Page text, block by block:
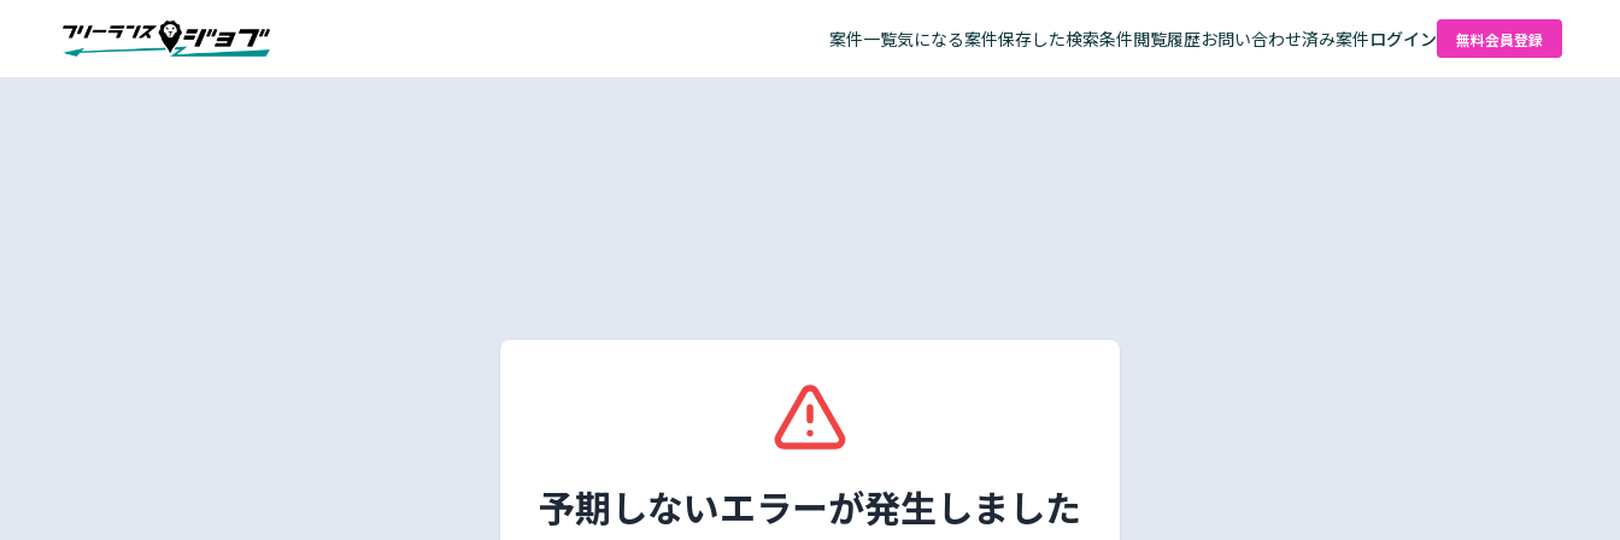
案件一覧気になる案件保存した検索条件閲覧履歴お問い合わせ済み案件ログイン 無料会員登録
予期しないエラーが発生しました